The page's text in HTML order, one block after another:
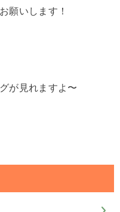
願いします！
が見れますよ〜